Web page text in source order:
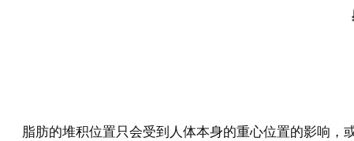
脂肪的堆积位置只会受到人体本身的重心位置的影响